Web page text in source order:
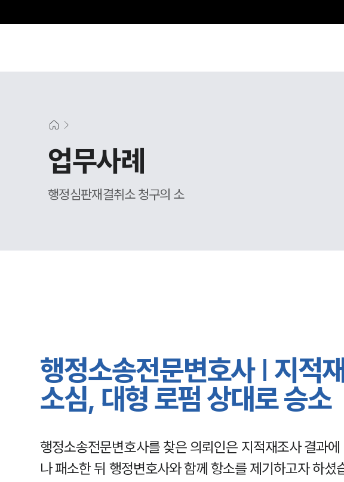
업무사례
행정심판재결취소 청구의 소
행정소송전문변호사 | 지적
소심, 대형 로펌 상대로 승소
행정소송전문변호사를 찾은 의뢰인은 지적재조사 결과
나 패소한 뒤 행정변호사와 함께 항소를 제기하고자 하셨